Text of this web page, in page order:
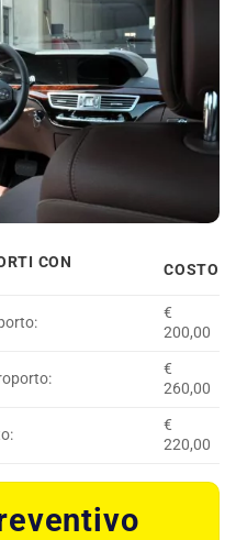
CON
COSTO
€
200,00
€
260,00
€
220,00